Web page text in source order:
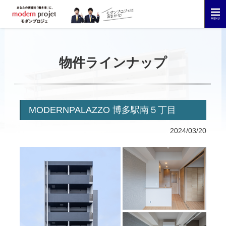
物件ラインナップ
MODERNPALAZZO 博多駅南５丁目
2024/03/20